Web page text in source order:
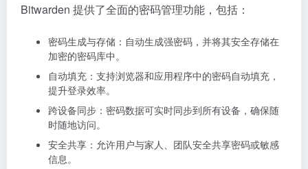
Bitwarden 提供了全面的密码管理功能，包括：
密码生成与存储：自动生成强密码，并将其安全存储在
加密的密码库中。
自动填充：支持浏览器和应用程序中的密码自动填充，
提升登录效率。
跨设备同步：密码数据可实时同步到所有设备，确保随
时随地访问。
安全共享：允许用户与家人、团队安全共享密码或敏感
信息。